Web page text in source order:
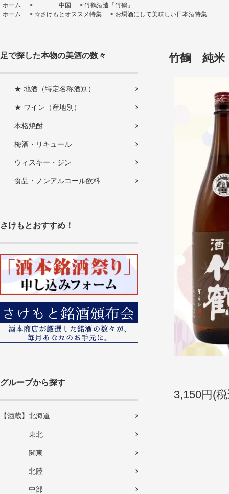
ホーム
> 中国 > 竹鶴酒造「竹鶴」
ホーム
> ☆さけもとオススメ特集 > お燗酒にして美味しい日本酒特集
足で探した本物の美酒の数々
★ 地酒（特定名称酒別）
★ ワイン（産地別）
本格焼酎
梅酒・リキュール
ウィスキー・ジン
食品・ノンアルコール飲料
さけもとおすすめ！
グループから探す
【酒蔵】北海道
東北
関東
北陸
中部
竹鶴 純
3,150円(